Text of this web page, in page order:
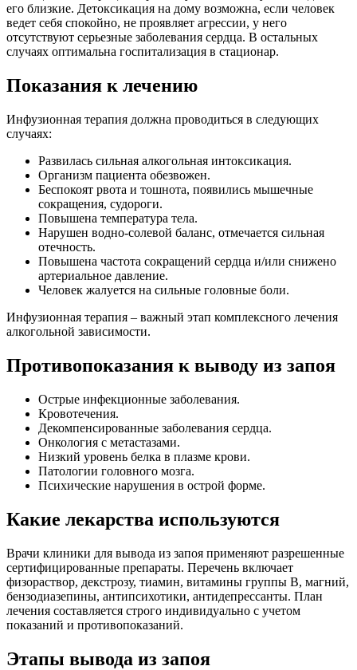
его близкие. Детоксикация на дому возможна, если человек
ведет себя спокойно, не проявляет агрессии, у него
отсутствуют серьезные заболевания сердца. В остальных
случаях оптимальна госпитализация в стационар.
Показания к лечению
Инфузионная терапия должна проводиться в следующих
случаях:
Развилась сильная алкогольная интоксикация.
Организм пациента обезвожен.
Беспокоят рвота и тошнота, появились мышечные
сокращения, судороги.
Повышена температура тела.
Нарушен водно-солевой баланс, отмечается сильная
отечность.
Повышена частота сокращений сердца и/или снижено
артериальное давление.
Человек жалуется на сильные головные боли.
Инфузионная терапия – важный этап комплексного лечения
алкогольной зависимости.
Противопоказания к выводу из запоя
Острые инфекционные заболевания.
Кровотечения.
Декомпенсированные заболевания сердца.
Онкология с метастазами.
Низкий уровень белка в плазме крови.
Патологии головного мозга.
Психические нарушения в острой форме.
Какие лекарства используются
Врачи клиники для вывода из запоя применяют разрешенные
сертифицированные препараты. Перечень включает
физораствор, декстрозу, тиамин, витамины группы В, магний,
бензодиазепины, антипсихотики, антидепрессанты. План
лечения составляется строго индивидуально с учетом
показаний и противопоказаний.
Этапы вывода из запоя